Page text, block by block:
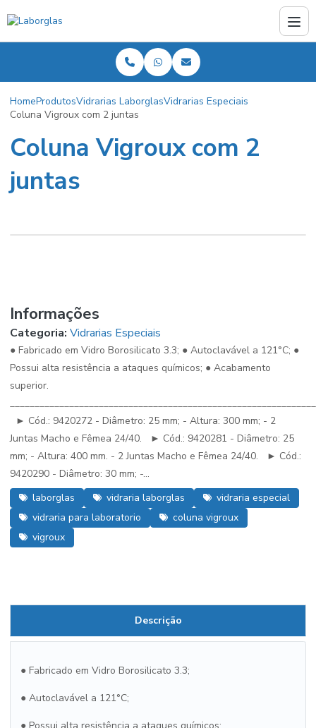
HomeProdutosVidrarias LaborglasVidrarias Especiais
Coluna Vigroux com 2 juntas
Coluna Vigroux com 2
juntas
Informações
Categoria: Vidrarias Especiais
● Fabricado em Vidro Borosilicato 3.3; ● Autoclavável a 121°C; ●
Possui alta resistência a ataques químicos; ● Acabamento
superior.
► Cód.: 9420272 - Diâmetro: 25 mm; - Altura: 300 mm; - 2
Juntas Macho e Fêmea 24/40. ► Cód.: 9420281 - Diâmetro: 25
mm; - Altura: 400 mm. - 2 Juntas Macho e Fêmea 24/40. ► Cód.:
9420290 - Diâmetro: 30 mm; -...
laborglas
vidraria laborglas
vidraria especial
vidraria para laboratorio
coluna vigroux
vigroux
Descrição
● Fabricado em Vidro Borosilicato 3.3;
● Autoclavável a 121°C;